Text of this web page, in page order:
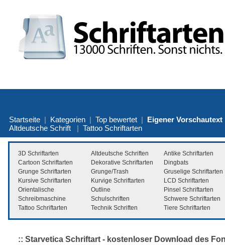
Startseite | Kategorien | Top bewertet | Eigener Vorschautext
Altdeutsche Schrift | Tattoo Schriftarten
3D Schriftarten Altdeutsche Schriften
Antike Schriftarten
Cartoon Schriftarten
Dekorative Schriftarten
Dingbats
Grunge Schriftarten
Grunge/Trash
Gruselige Schriftarten
Kursive Schriftarten
Kurvige Schriftarten
LCD Schriftarten
Orientalische
Outline
Pinsel Schriftarten
Schreibmaschine
Schulschriften
Schwere Schriftarten
Tattoo Schriftarten
Technik Schriften Tiere Schriftarten
:: Starvetica Schriftart - kostenloser Download des